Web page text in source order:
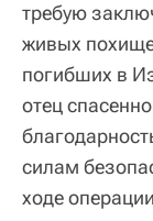
требую
живых
погибших в
отец
силам
ходе